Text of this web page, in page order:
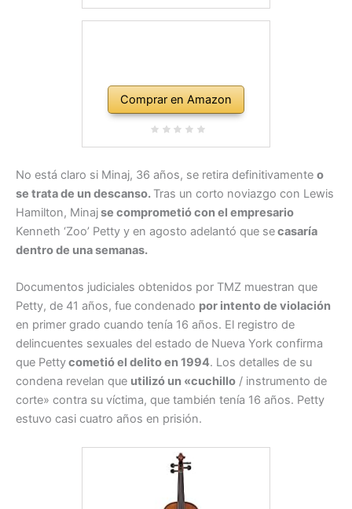
Comprar en Amazon
No está claro si Minaj, 36 años, se retira definitivamente o
se trata de un descanso. Tras un corto noviazgo con Lewis
Hamilton, Minajse comprometió con el empresario
Kenneth ‘Zoo’ Petty y en agosto adelantó que secasaría
dentro de una semanas.
Documentos judiciales obtenidos por TMZ muestran que
Petty, de 41 años, fue condenado por intento de violación
en primer grado cuando tenía 16 años. El registro de
delincuentes sexuales del estado de Nueva York confirma
que Pettycometió el delito en 1994. Los detalles de su
condena revelan que utilizó un «cuchillo / instrumento de
corte» contra su víctima, que también tenía 16 años. Petty
estuvo casi cuatro años en prisión.